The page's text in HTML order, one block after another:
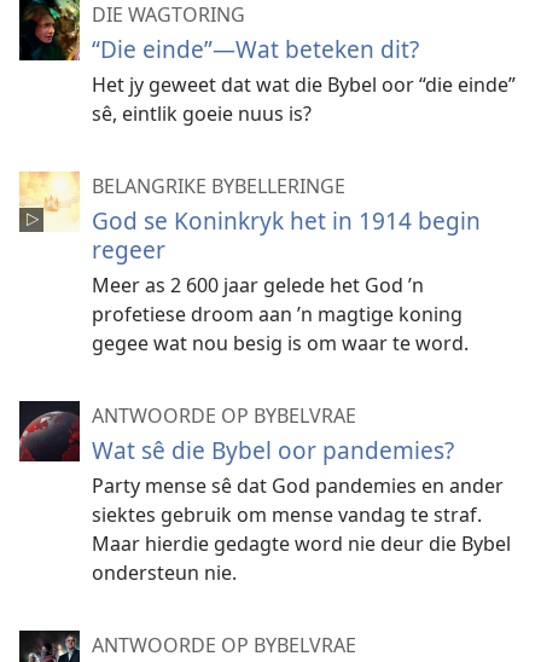
DIE WAGTORING
“Die einde”—Wat beteken dit?
Het jy geweet dat wat die Bybel oor “die einde”
sê, eintlik goeie nuus is?
BELANGRIKE BYBELLERINGE
God se Koninkryk het in 1914 begin
regeer
Meer as 2 600 jaar gelede het God ’n
profetiese droom aan ’n magtige koning
gegee wat nou besig is om waar te word.
ANTWOORDE OP BYBELVRAE
Wat sê die Bybel oor pandemies?
Party mense sê dat God pandemies en ander
siektes gebruik om mense vandag te straf.
Maar hierdie gedagte word nie deur die Bybel
ondersteun nie.
ANTWOORDE OP BYBELVRAE